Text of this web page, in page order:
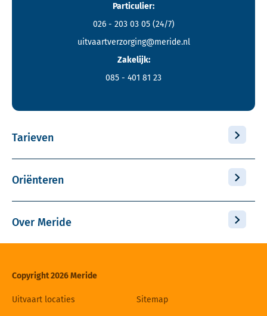
Particulier:
026 - 203 03 05 (24/7)
uitvaartverzorging@meride.nl
Zakelijk:
085 - 401 81 23
Tarieven
Oriënteren
Over Meride
Copyright 2026 Meride
Uitvaart locaties Sitemap